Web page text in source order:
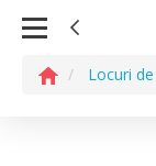
Locuri